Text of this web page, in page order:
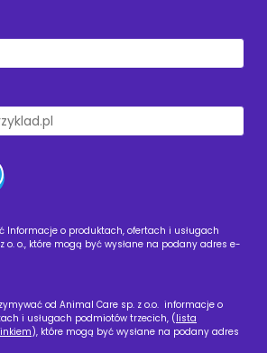
Informacje o produktach, ofertach i usługach
o. o., które mogą być wysłane na podany adres e-
od Animal Care sp. z o.o. informacje o
i usługach podmiotów trzecich, (lista
), które mogą być wysłane na podany adres